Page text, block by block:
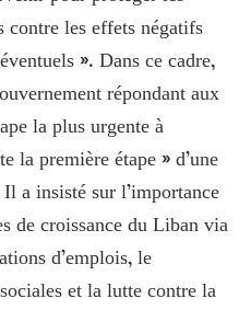
contre les effets négatifs
». Dans ce cadre,
répondant aux
la plus urgente à
la première étape » d’une
a insisté sur l’importance
de croissance du Liban via
d’emplois, le
et la lutte contre la